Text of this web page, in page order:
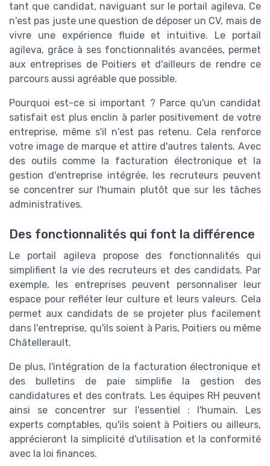
tant que candidat, naviguant sur le portail agileva. Ce
n'est pas juste une question de déposer un CV, mais de
vivre une expérience fluide et intuitive. Le portail
agileva, grâce à ses fonctionnalités avancées, permet
aux entreprises de Poitiers et d'ailleurs de rendre ce
parcours aussi agréable que possible.
Pourquoi est-ce si important ? Parce qu'un candidat
satisfait est plus enclin à parler positivement de votre
entreprise, même s'il n'est pas retenu. Cela renforce
votre image de marque et attire d'autres talents. Avec
des outils comme la facturation électronique et la
gestion d'entreprise intégrée, les recruteurs peuvent
se concentrer sur l'humain plutôt que sur les tâches
administratives.
Des fonctionnalités qui font la différence
Le portail agileva propose des fonctionnalités qui
simplifient la vie des recruteurs et des candidats. Par
exemple, les entreprises peuvent personnaliser leur
espace pour refléter leur culture et leurs valeurs. Cela
permet aux candidats de se projeter plus facilement
dans l'entreprise, qu'ils soient à Paris, Poitiers ou même
Châtellerault.
De plus, l'intégration de la facturation électronique et
des bulletins de paie simplifie la gestion des
candidatures et des contrats. Les équipes RH peuvent
ainsi se concentrer sur l'essentiel : l'humain. Les
experts comptables, qu'ils soient à Poitiers ou ailleurs,
apprécieront la simplicité d'utilisation et la conformité
avec la loi finances.